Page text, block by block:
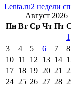
Lenta.ru2 недели
Август 2026
Пн Вт Ср Чт Пт
1
3
4 5 6 7 8
10 11 12 13 14
17 18 19 20 21
24 25 26 27 28